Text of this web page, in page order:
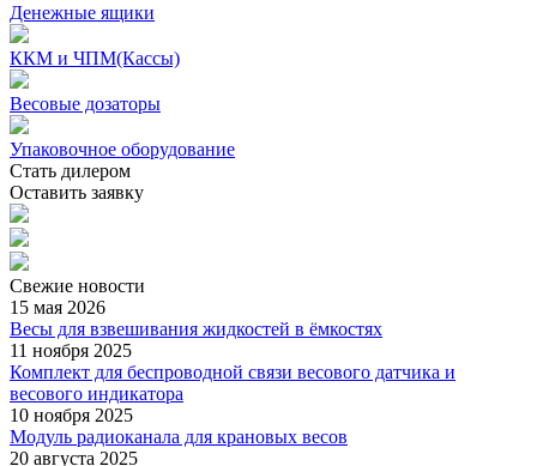
Денежные ящики
ККМ и ЧПМ(Кассы)
Весовые дозаторы
Упаковочное оборудование
Стать дилером
Оставить заявку
Свежие новости
15 мая 2026
Весы для взвешивания жидкостей в ёмкостях
11 ноября 2025
Комплект для беспроводной связи весового датчика и
весового индикатора
10 ноября 2025
Модуль радиоканала для крановых весов
20 августа 2025